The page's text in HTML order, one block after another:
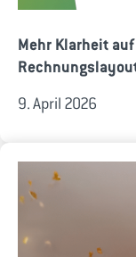
Mehr Klarheit
9. April 2026